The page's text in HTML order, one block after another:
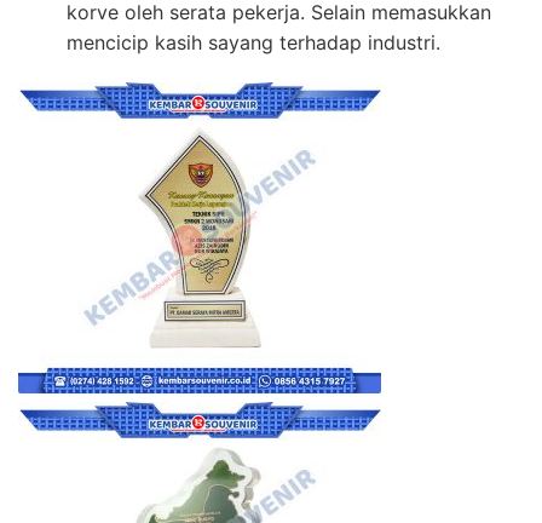
korve oleh serata pekerja. Selain memasukkan
mencicip kasih sayang terhadap industri.